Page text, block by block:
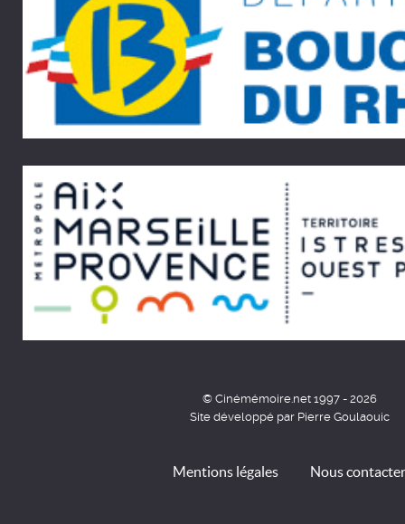
© Cinémémoire.net 1997 - 2026
Site développé par Pierre Goulaouic
Mentions légales Nous contacter